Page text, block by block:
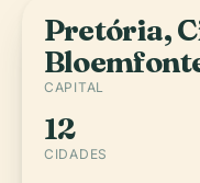
Pretória,
CAPITAL
12
CIDADES